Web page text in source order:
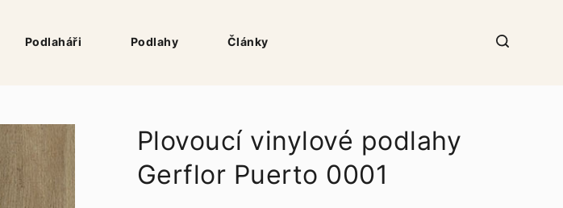
Podlaháři Podlahy Články
Plovoucí vinylové podlahy
Gerflor Puerto 0001